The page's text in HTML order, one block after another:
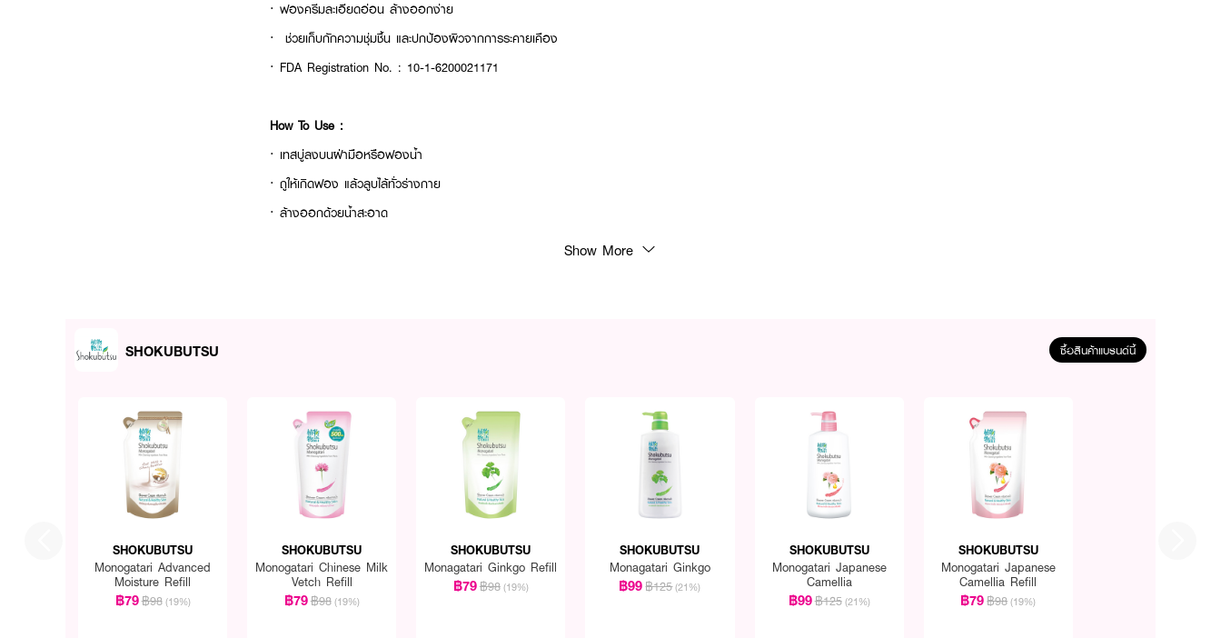
· ฟองครีมละเอียดอ่อน ล้างออกง่าย
· ช่วยเก็บกักความชุ่มชื้น และปกป้องผิวจากการระคายเคือง
· FDA Registration No. : 10-1-6200021171
How To Use :
· เทสบู่ลงบนฝ่ามือหรือฟองน้ำ
· ถูให้เกิดฟอง แล้วลูบไล้ทั่วร่างกาย
· ล้างออกด้วยน้ำสะอาด
Show More
SHOKUBUTSU ซื้อสินค้าแบรนด์นี้
SHOKUBUTSU
Monogatari Advanced
Moisture Refill
฿79฿98 (19%)
SHOKUBUTSU
Monogatari Chinese Milk
Vetch Refill
฿79฿98 (19%)
SHOKUBUTSU
Monagatari Ginkgo Refill
฿79฿98 (19%)
SHOKUBUTSU
Monagatari Ginkgo
฿99฿125 (21%)
SHOKUBUTSU
Monogatari Japanese
Camellia
฿99฿125 (21%)
SHOKUBUTSU
Monogatari Japanese
Camellia Refill
฿79฿98 (19%)